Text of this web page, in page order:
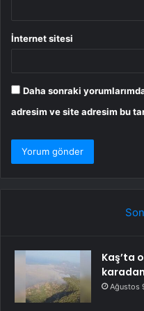
İnternet sitesi
Daha sonraki
adresim ve site adresim bu
Kaş’ta
Ağustos